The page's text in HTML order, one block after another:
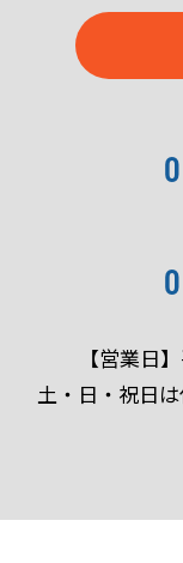
【営業日
土・日・祝日は